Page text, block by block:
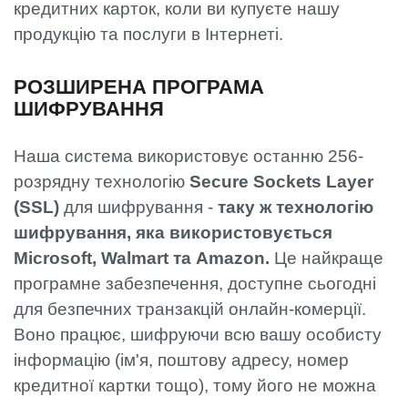
кредитних карток, коли ви купуєте нашу
продукцію та послуги в Інтернеті.
РОЗШИРЕНА ПРОГРАМА
ШИФРУВАННЯ
Наша система використовує останню 256-
розрядну технологію Secure Sockets Layer
(SSL) для шифрування - таку ж технологію
шифрування, яка використовується
Microsoft, Walmart та Amazon. Це найкраще
програмне забезпечення, доступне сьогодні
для безпечних транзакцій онлайн-комерції.
Воно працює, шифруючи всю вашу особисту
інформацію (ім'я, поштову адресу, номер
кредитної картки тощо), тому його не можна